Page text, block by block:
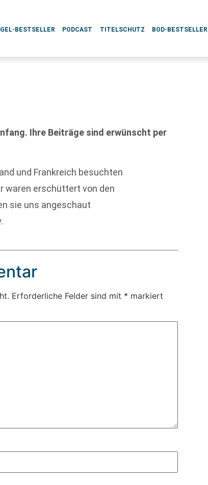
BESTSELLER PODCAST TITELSCHUTZ BOD-BESTSELLER
Ihre Beiträge sind erwünscht per
und Frankreich besuchten
waren erschüttert von den
sie uns angeschaut
Erforderliche Felder sind mit * markiert